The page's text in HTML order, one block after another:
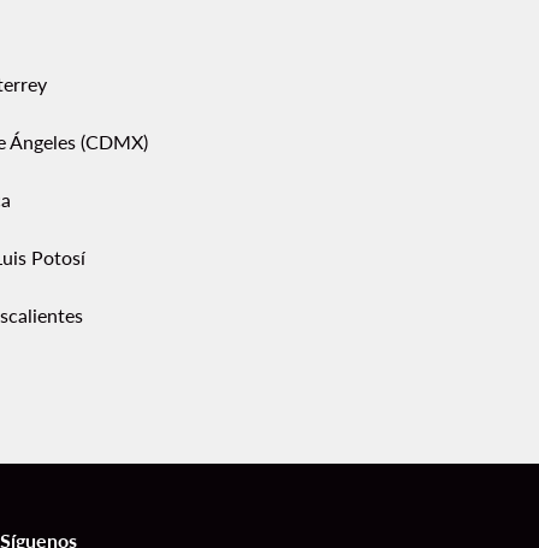
Ángeles (CDMX)
Potosí
Síguenos